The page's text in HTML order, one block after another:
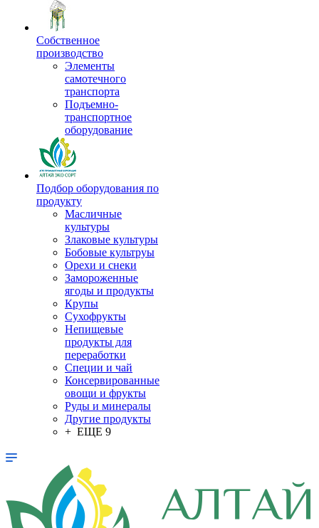
Собственное
производство
Элементы
самотечного
транспорта
Подъемно-
транспортное
оборудование
Подбор оборудования по
продукту
Масличные
культуры
Злаковые культуры
Бобовые культруы
Орехи и снеки
Замороженные
ягоды и продукты
Крупы
Сухофрукты
Непищевые
продукты для
переработки
Специи и чай
Консервированные
овощи и фрукты
Руды и минералы
Другие продукты
+ ЕЩЕ 9